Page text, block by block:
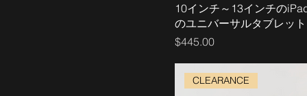
10インチ～13インチの
のユニバーサルタブレッ
価格
$445.00
CLEARANCE